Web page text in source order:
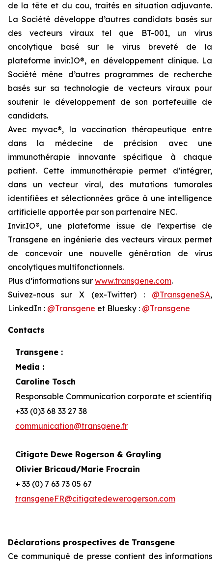
de la tête et du cou, traités en situation adjuvante.
La Société développe d’autres candidats basés sur
des vecteurs viraux tel que BT-001, un virus
oncolytique basé sur le virus breveté de la
plateforme invir.IO®, en développement clinique. La
Société mène d’autres programmes de recherche
basés sur sa technologie de vecteurs viraux pour
soutenir le développement de son portefeuille de
candidats.
Avec myvac®, la vaccination thérapeutique entre
dans la médecine de précision avec une
immunothérapie innovante spécifique à chaque
patient. Cette immunothérapie permet d’intégrer,
dans un vecteur viral, des mutations tumorales
identifiées et sélectionnées grâce à une intelligence
artificielle apportée par son partenaire NEC.
Invir.IO®, une plateforme issue de l’expertise de
Transgene en ingénierie des vecteurs viraux permet
de concevoir une nouvelle génération de virus
oncolytiques multifonctionnels.
Plus d’informations sur www.transgene.com.
Suivez-nous sur X (ex-Twitter) : @TransgeneSA,
LinkedIn : @Transgene et Bluesky : @Transgene
Contacts
Transgene :
Media :
Caroline Tosch
Responsable Communication corporate et
+33 (0)3 68 33 27 38
communication@transgene.fr
Citigate Dewe Rogerson & Grayling
Olivier Bricaud/Marie Frocrain
+ 33 (0) 7 63 73 05 67
transgeneFR@citigatedewerogerson.com
Déclarations prospectives de Transgene
Ce communiqué de presse contient des informations